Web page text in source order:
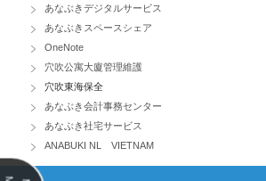
あなぶきデジタルサービス
あなぶきスペースシェア
OneNote
穴吹公寓大廈管理維護
穴吹東海保全
あなぶき会計事務センター
あなぶき社宅サービス
ANABUKI NL VIETNAM